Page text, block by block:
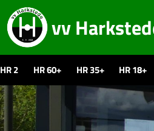
vv
HR 2 HR 60+ HR 35+ HR 18+